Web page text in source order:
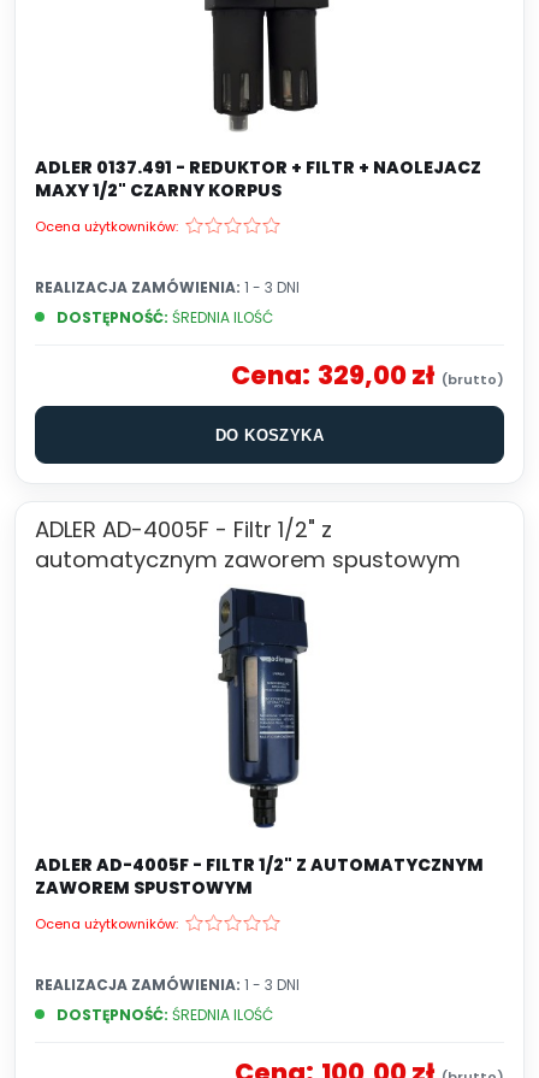
ADLER 0137.491 - REDUKTOR + FILTR + NAOLEJACZ
MAXY 1/2" CZARNY KORPUS
Ocena użytkowników:
DOSTĘPNOŚĆ: ŚREDNIA ILOŚĆ
REALIZACJA ZAMÓWIENIA: 1 - 3 DNI
Cena: 329,00 zł
DO KOSZYKA
ADLER AD-4005F - Filtr 1/2" z
automatycznym zaworem spustowym
ADLER AD-4005F - FILTR 1/2" Z AUTOMATYCZNYM
ZAWOREM SPUSTOWYM
Ocena użytkowników:
DOSTĘPNOŚĆ: ŚREDNIA ILOŚĆ
REALIZACJA ZAMÓWIENIA: 1 - 3 DNI